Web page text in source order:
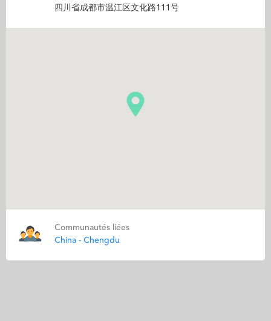
四川省成都市温江区文化路111号
Communautés liées
China - Chengdu